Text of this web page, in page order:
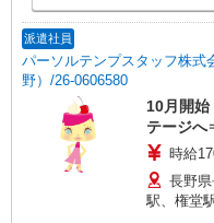
派遣社員
パーソルテンプスタッフ株
野）/26-0606580
10月開始
テージ
時給
長野県
駅、権堂